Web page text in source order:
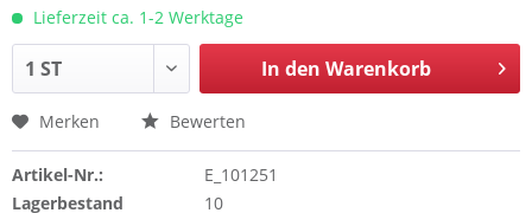
Lieferzeit ca. 1-2 Werktage
In den Warenkorb
Merken Bewerten
Artikel-Nr.:
E_101251
Lagerbestand
10